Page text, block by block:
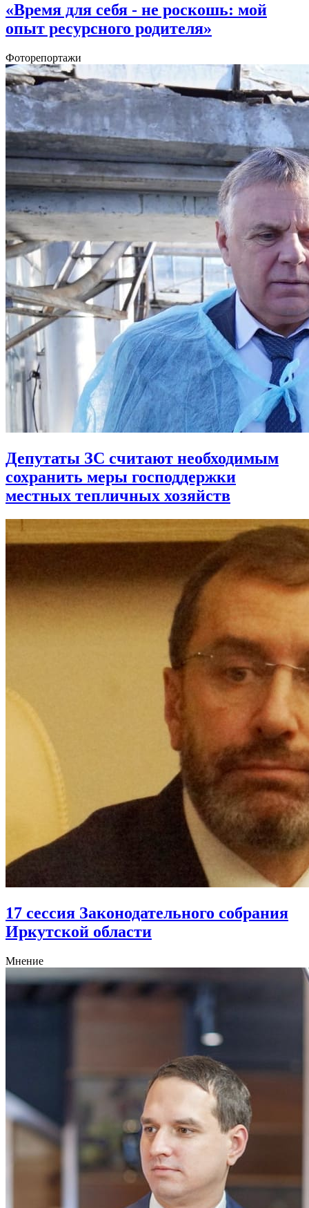
«Время для себя - не роскошь: мой
опыт ресурсного родителя»
Фоторепортажи
Депутаты ЗС считают необходимым
сохранить меры господдержки
местных тепличных хозяйств
17 сессия Законодательного собрания
Иркутской области
Мнение